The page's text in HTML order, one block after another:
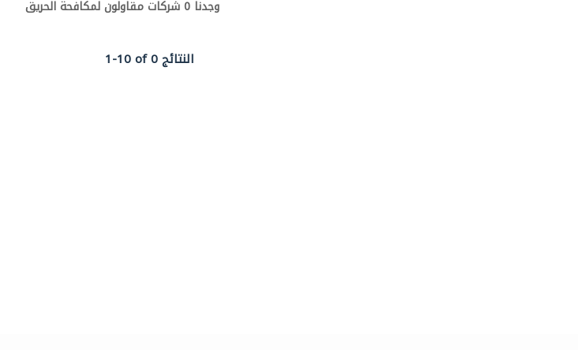
وجدنا 0 شركات مقاولون لمكافحة الحريق
1-10 of 0 النتائج